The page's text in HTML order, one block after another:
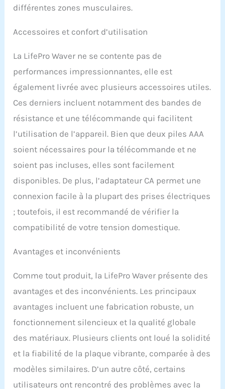
être ; surface
stable garantissent
sécurité et confort à
inclus pour commencer |
Cette machine de
est livrée avec une
télécommande, un
deux bandes de
résistance, quatre mini
d'utilisation complet
pour vous aider à
de remise en forme avec
soutien et confiance dès
la sortie de la boîte
Marque de confiance
LifePro Vibration Plate |
vibration LifePro est
soutien d'expert;
développée par des
résultats, elle reflète un
engagement envers la
qualité, l'innovation et
votre succès de fitness à
long terme
différentes zones musculaires.
Accessoires et confort d’utilisation
La LifePro Waver ne se contente pas de
performances impressionnantes, elle est
également livrée avec plusieurs accessoires utiles.
Ces derniers incluent notamment des bandes de
résistance et une télécommande qui facilitent
l’utilisation de l’appareil. Bien que deux piles AAA
soient nécessaires pour la télécommande et ne
soient pas incluses, elles sont facilement
disponibles. De plus, l’adaptateur CA permet une
connexion facile à la plupart des prises électriques
; toutefois, il est recommandé de vérifier la
compatibilité de votre tension domestique.
Avantages et inconvénients
Comme tout produit, la LifePro Waver présente des
avantages et des inconvénients. Les principaux
avantages incluent une fabrication robuste, un
fonctionnement silencieux et la qualité globale
des matériaux. Plusieurs clients ont loué la solidité
et la fiabilité de la plaque vibrante, comparée à des
modèles similaires. D’un autre côté, certains
utilisateurs ont rencontré des problèmes avec la